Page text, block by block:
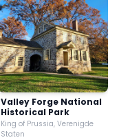
Valley Forge National
Historical Park
King of Prussia, Verenigde
Staten